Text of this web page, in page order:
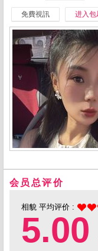
免費視訊 进入包
会员总评价
相貌 平均评价 :
5.00